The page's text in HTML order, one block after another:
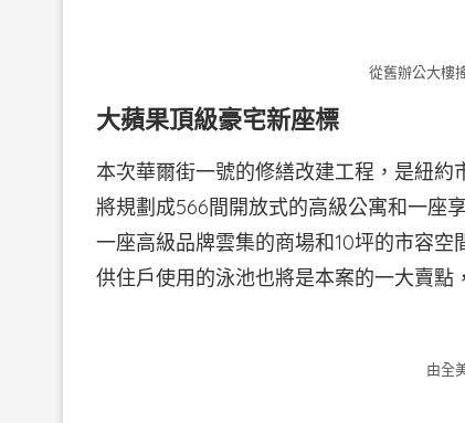
從舊辦公大樓
大蘋果頂級豪宅新座標
本次華爾街一號的修繕改建工程，是紐
將規劃成566間開放式的高級公寓和一座
一座高級品牌雲集的商場和10坪的市容
供住戶使用的泳池也將是本案的一大賣點
由全